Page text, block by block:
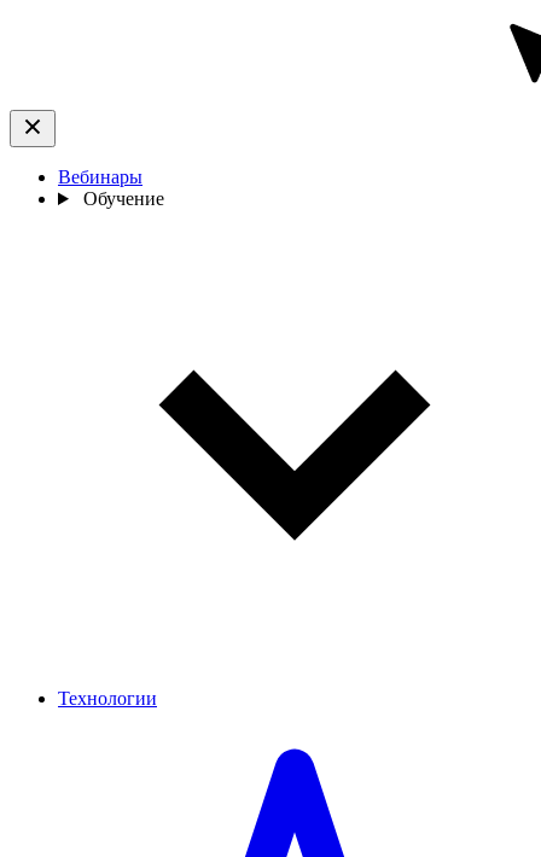
Вебинары
Обучение
Технологии